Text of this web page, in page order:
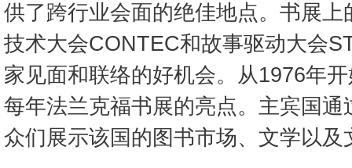
供了跨行业会面的绝佳地点。书展
技术大会CONTEC和故事驱动大会
家见面和联络的好机会。从1976年
每年法兰克福书展的亮点。主宾国
众们展示该国的图书市场、文学以及